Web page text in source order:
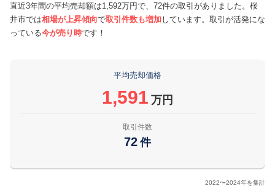
直近3年間の平均売却額は1,592万円で、72件の取引がありました。桜
井市では相場が上昇傾向で取引件数も増加しています。取引が活発にな
っている今が売り時です！
平均売却価格
1,591 万円
取引件数
72 件
2022〜2024年を集計